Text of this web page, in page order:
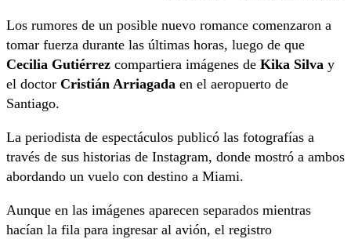
Los rumores de un posible nuevo romance comenzaron a
tomar fuerza durante las últimas horas, luego de que
Cecilia Gutiérrez compartiera imágenes de Kika Silva y
el doctor Cristián Arriagada en el aeropuerto de
Santiago.
La periodista de espectáculos publicó las fotografías a
través de sus historias de Instagram, donde mostró a ambos
abordando un vuelo con destino a Miami.
Aunque en las imágenes aparecen separados mientras
hacían la fila para ingresar al avión, el registro